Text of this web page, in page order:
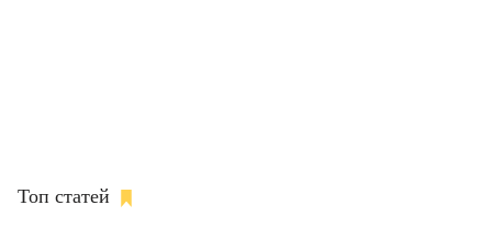
Топ статей